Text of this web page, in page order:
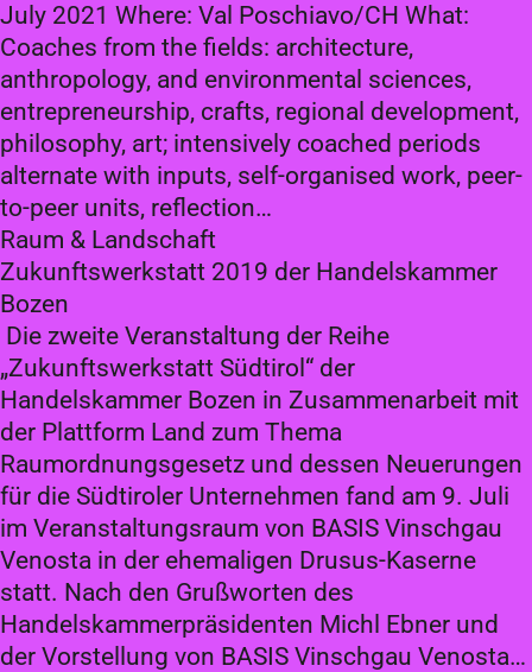
July 2021 Where: Val Poschiavo/CH What:
Coaches from the fields: architecture,
anthropology, and environmental sciences,
entrepreneurship, crafts, regional development,
philosophy, art; intensively coached periods
alternate with inputs, self-organised work, peer-
to-peer units, reflection…
Raum & Landschaft
Zukunftswerkstatt 2019 der Handelskammer
Bozen
Die zweite Veranstaltung der Reihe
„Zukunftswerkstatt Südtirol“ der
Handelskammer Bozen in Zusammenarbeit mit
der Plattform Land zum Thema
Raumordnungsgesetz und dessen Neuerungen
für die Südtiroler Unternehmen fand am 9. Juli
im Veranstaltungsraum von BASIS Vinschgau
Venosta in der ehemaligen Drusus-Kaserne
statt. Nach den Grußworten des
Handelskammerpräsidenten Michl Ebner und
der Vorstellung von BASIS Vinschgau Venosta…